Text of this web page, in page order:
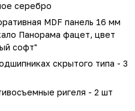
серебро
MDF панель 16 мм
Панорама фацет, цвет
софт"
скрытого типа - 3
ригеля - 2 шт